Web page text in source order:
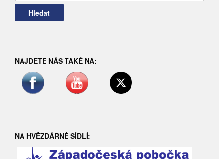
NAJDETE NÁS TAKÉ NA:
NA HVĚZDÁRNĚ SÍDLÍ: